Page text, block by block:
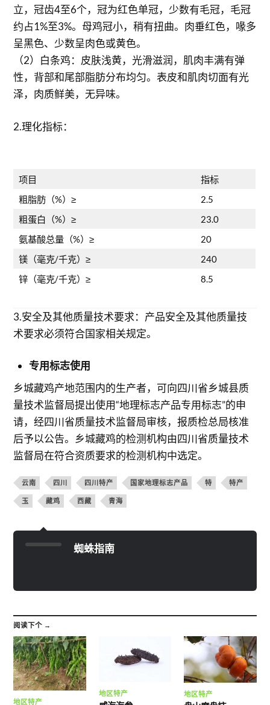
立，冠齿4至6个，冠为红色单冠，少数有毛冠，毛冠
约占1%至3%。母鸡冠小，稍有扭曲。肉垂红色，喙多
呈黑色、少数呈肉色或黄色。
（2）白条鸡：皮肤浅黄，光滑滋润，肌肉丰满有弹
性，背部和尾部脂肪分布均匀。表皮和肌肉切面有光
泽，肉质鲜美，无异味。
2.理化指标：
项目
指标
粗脂肪（%）≥
2.5
粗蛋白（%）≥
23.0
氨基酸总量（%）≥
20
镁（毫克/千克）≥
240
锌（毫克/千克）≥
8.5
3.安全及其他质量技术要求：产品安全及其他质量技
术要求必须符合国家相关规定。
专用标志使用
乡城藏鸡产地范围内的生产者，可向四川省乡城县质
量技术监督局提出使用“地理标志产品专用标志”的申
请，经四川省质量技术监督局审核，报质检总局核准
后予以公告。乡城藏鸡的检测机构由四川省质量技术
监督局在符合资质要求的检测机构中选定。
云南 四川 四川特产 国家地理标志产品 特 特产
玉 藏鸡 西藏 青海
蜘蛛指南
阅读下个 →
地区特产
地区特产 地区特产